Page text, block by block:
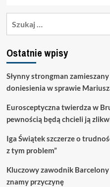
Ostatnie wpisy
Słynny strongman
doniesienia w sprawie
Eurosceptyczna twierdza w
pewnością będą chcieli ją
Iga Świątek szczerze o
z tym problem”
Kluczowy zawodnik Barcelony
znamy przyczynę